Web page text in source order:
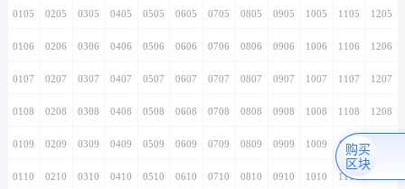
0105 0205 0305 0405 0505 0605 0705 0805 0905 1005 1105 1205
0106 0206 0306 0406 0506 0606 0706 0806 0906 1006 1106 1206
0107 0207 0307 0407 0507 0607 0707 0807 0907 1007 1107 1207
0108 0208 0308 0408 0508 0608 0708 0808 0908 1008 1108 1208
0109 0209 0309 0409 0509 0609 0709 0809 0909 1009 1109
0110 0210 0310 0410 0510 0610 0710 0810 0910 1010 1110
购买
区块